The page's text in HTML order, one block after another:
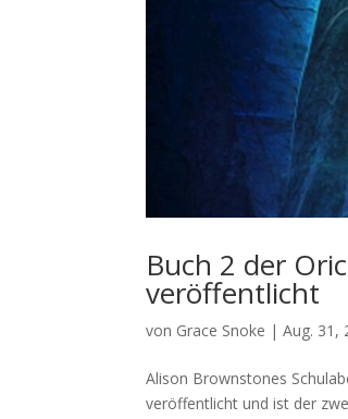
Buch 2 der
veröffentlicht
von Grace Snoke |Aug. 31,
Alison Brownstones
veröffentlicht und ist der